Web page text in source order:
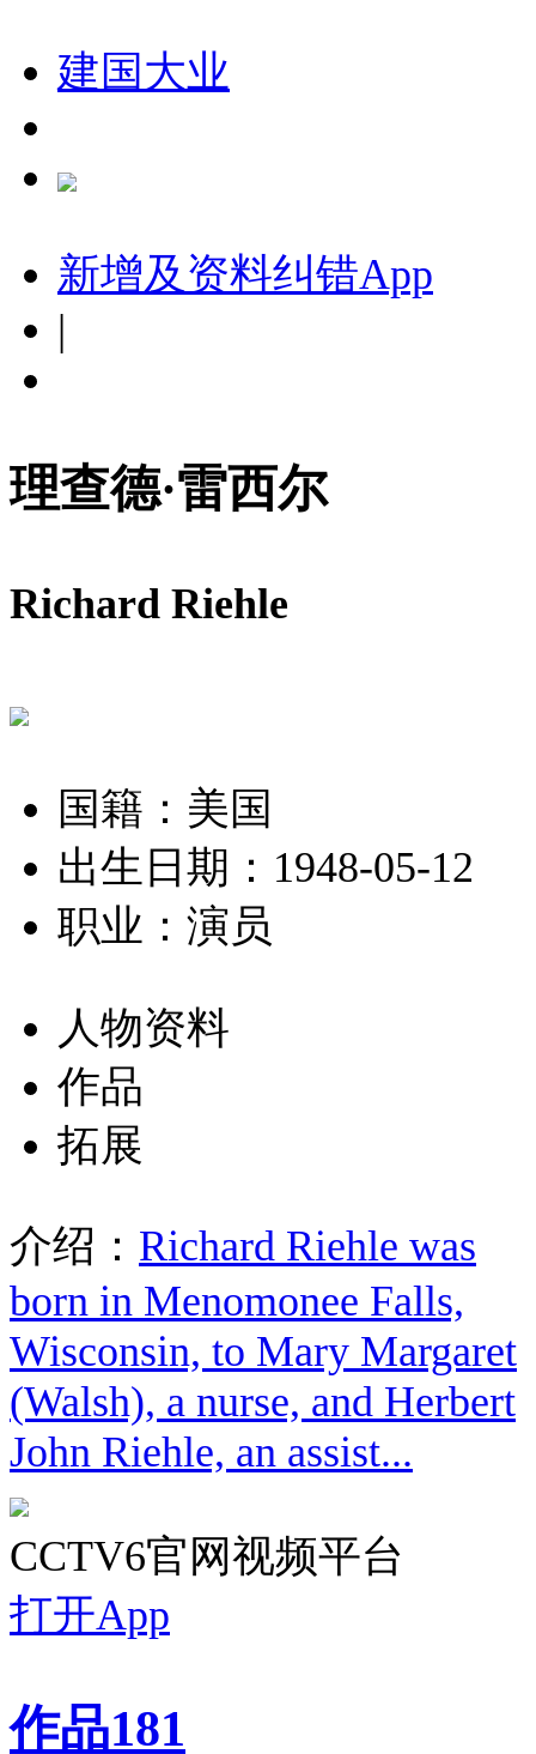
建国大业
新增及资料纠错App
|
理查德·雷西尔
Richard Riehle
国籍：美国
出生日期：1948-05-12
职业：演员
人物资料
作品
拓展
介绍： Richard Riehle was
born in Menomonee Falls,
Wisconsin, to Mary Margaret
(Walsh), a nurse, and Herbert
John Riehle, an assist...
CCTV6官网视频平台
打开App
作品181